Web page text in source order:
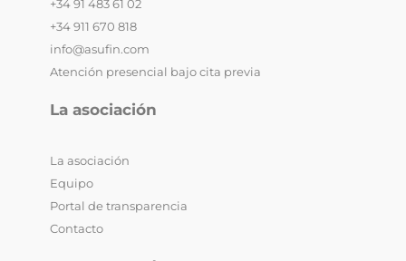
+34 91 483 61 02
+34 911 670 818
info@asufin.com
Atención presencial bajo cita previa
La asociación
La asociación
Equipo
Portal de transparencia
Contacto